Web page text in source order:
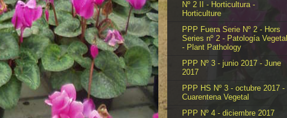
Nº 2 II - Horticultura -
Horticulture
PPP Fuera Serie Nº 2 - Hors
Series nº 2 - Patología Vegetal
- Plant Pathology
PPP Nº 3 - junio 2017 - June
2017
PPP HS Nº 3 - octubre 2017 -
Cuarentena Vegetal
PPP Nº 4 - diciembre 2017